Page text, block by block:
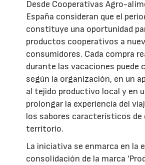
Desde Cooperativas Agro-
España consideran que el
constituye una oportunidad
productos cooperativos a
consumidores. Cada compra
durante las vacaciones puede
según la organización, en un
al tejido productivo local y en
prolongar la experiencia del
los sabores característicos de
territorio.
La iniciativa se enmarca en la
consolidación de la marca